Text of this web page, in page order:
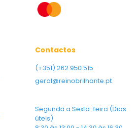
Contactos
(+351) 262 950 515
geral@reinobrilhante.pt
Segunda a Sexta-feira (Dias
úteis)